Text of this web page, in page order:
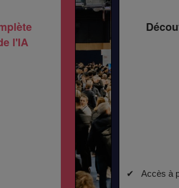
l'IA
✔ Accès à